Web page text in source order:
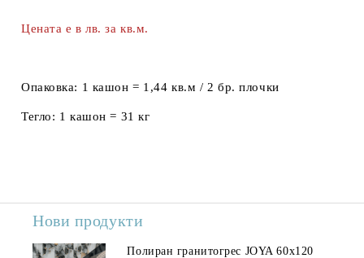
Цената е в лв. за кв.м.
Опаковка: 1 кашон = 1,44 кв.м / 2 бр. плочки
Тегло: 1 кашон = 31 кг
Нови продукти
Полиран гранитогрес JOYA 60x120